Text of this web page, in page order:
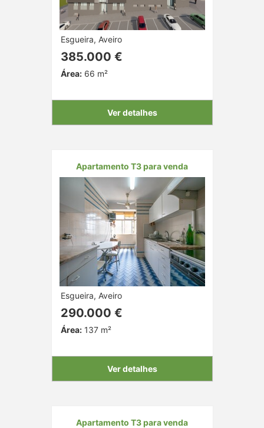
Esgueira, Aveiro
385.000 €
Área:66 m²
Ver detalhes
Apartamento T3 para venda
Esgueira, Aveiro
290.000 €
Área:137 m²
Ver detalhes
Apartamento T3 para venda